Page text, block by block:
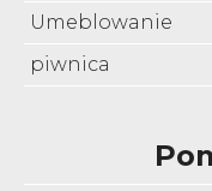
Umeblowanie
piwnica